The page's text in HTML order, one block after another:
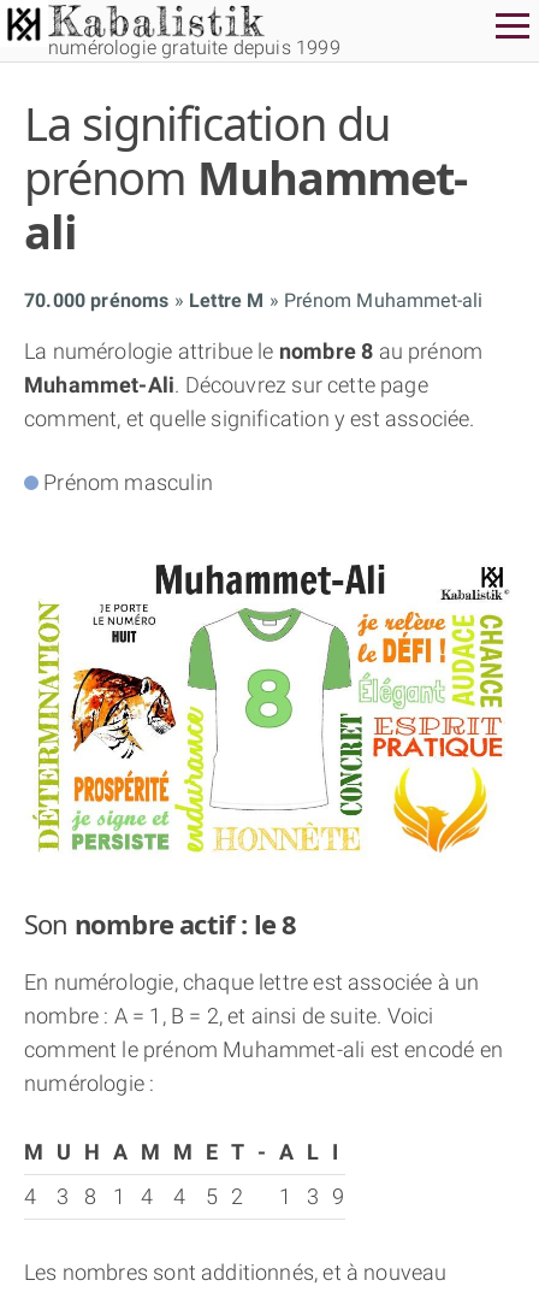
numérologie gratuite depuis 1999
La signification du
prénom Muhammet-
ali
70.000 prénoms Lettre M Prénom Muhammet-ali
La numérologie attribue le nombre 8 au prénom
Muhammet-Ali. Découvrez sur cette page
comment, et quelle signification y est associée.
Prénom masculin
Son nombre actif : le 8
En numérologie, chaque lettre est associée à un
nombre : A = 1, B = 2, et ainsi de suite. Voici
comment le prénom Muhammet-ali est encodé en
numérologie :
M U H A M M E T - A L I
4
3 8 1 4 4 5 2 1 3 9
Les nombres sont additionnés, et à nouveau
THÈME NUMÉROLOGIQUE APPROFONDI
THÈME TEMPOREL
NUMÉROSCOPE
THÈME « DOUBLE JE »
APPRENDRE LA NUMÉROLOGIE
EXPLORER LA NUMÉROLOGIE
70.000 PRÉNOMS
(À PROPOS)